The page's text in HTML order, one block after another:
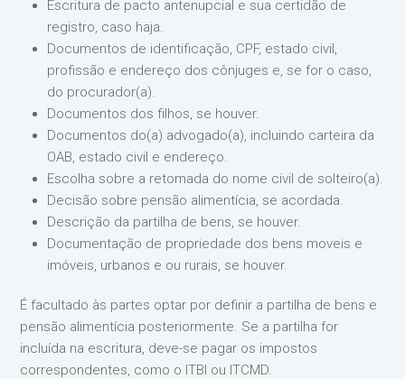
Escritura de pacto antenupcial e sua certidão de
registro, caso haja.
Documentos de identificação, CPF, estado civil,
profissão e endereço dos cônjuges e, se for o caso,
do procurador(a).
Documentos dos filhos, se houver.
Documentos do(a) advogado(a), incluindo carteira da
OAB, estado civil e endereço.
Escolha sobre a retomada do nome civil de solteiro(a).
Decisão sobre pensão alimentícia, se acordada.
Descrição da partilha de bens, se houver.
Documentação de propriedade dos bens moveis e
imóveis, urbanos e ou rurais, se houver.
É facultado às partes optar por definir a partilha de bens e
pensão alimentícia posteriormente. Se a partilha for
incluída na escritura, deve-se pagar os impostos
correspondentes, como o ITBI ou ITCMD.